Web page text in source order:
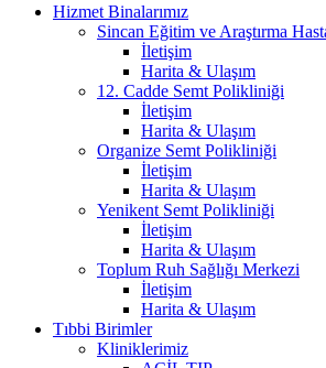
Hizmet Binalarımız
Sincan Eğitim ve Araştırma
İletişim
Harita & Ulaşım
12. Cadde Semt Polikliniği
İletişim
Harita & Ulaşım
Organize Semt Polikliniği
İletişim
Harita & Ulaşım
Yenikent Semt Polikliniği
İletişim
Harita & Ulaşım
Toplum Ruh Sağlığı Merkezi
İletişim
Harita & Ulaşım
Tıbbi Birimler
Kliniklerimiz